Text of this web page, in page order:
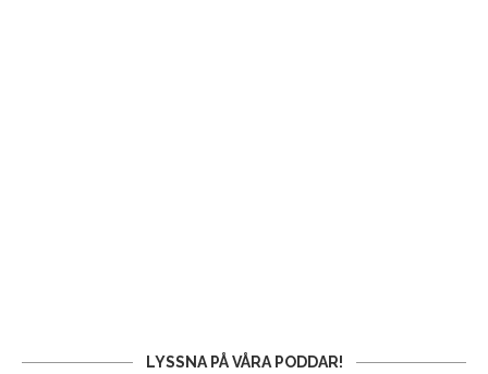
LYSSNA PÅ VÅRA PODDAR!